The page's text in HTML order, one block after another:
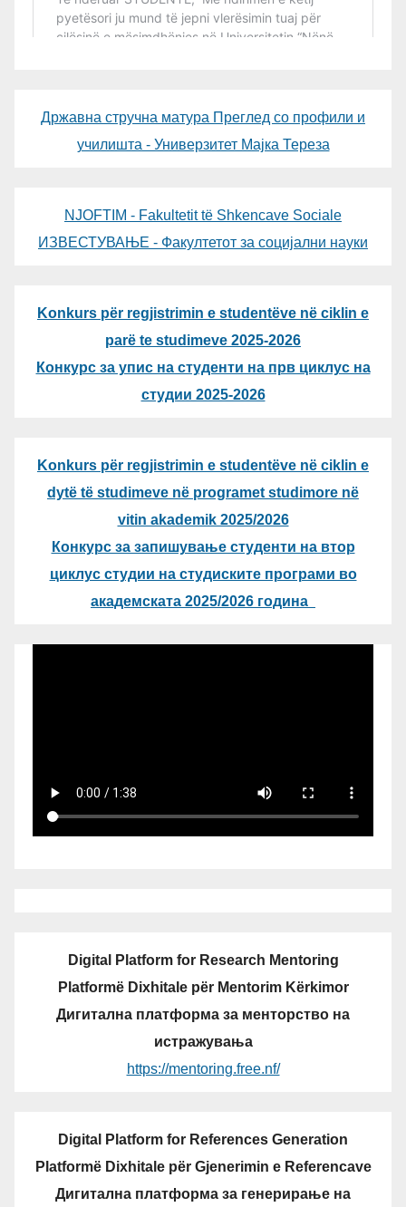
Државна стручна матура Преглед со профили и
училишта - Универзитет Мајка Тереза
NJOFTIM - Fakultetit të Shkencave Sociale
ИЗВЕСТУВАЊЕ - Факултетот за социјални науки
Konkurs për regjistrimin e studentëve në ciklin e
parë te studimeve 2025-2026
Конкурс за упис на студенти на прв циклус на
студии 2025-2026
Konkurs për regjistrimin e studentëve në ciklin e
dytë të studimeve në programet studimore në
vitin akademik 2025/2026
Конкурс за запишување студенти на втор
циклус студии на студиските програми во
академската 2025/2026 година
Digital Platform for Research Mentoring
Platformë Dixhitale për Mentorim Kërkimor
Дигитална платформа за менторство на
истражувања
https://mentoring.free.nf/
Digital Platform for References Generation
Platformë Dixhitale për Gjenerimin e Referencave
Дигитална платформа за генерирање на